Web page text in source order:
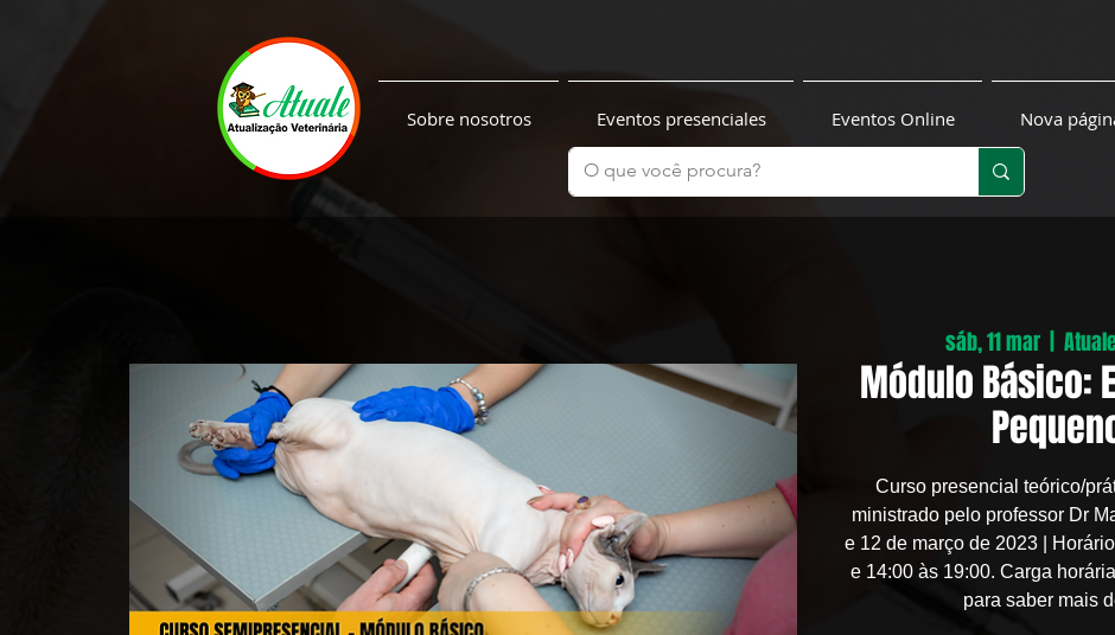
Sobre nosotros Eventos presenciales Eventos Online Nova
sáb, 11 mar
  |
Módulo Básico:
Curso presencial teórico/
ministrado pelo professor Dr
e 12 de março de 2023 |
e 14:00 às 19:00. Carga
para saber mais